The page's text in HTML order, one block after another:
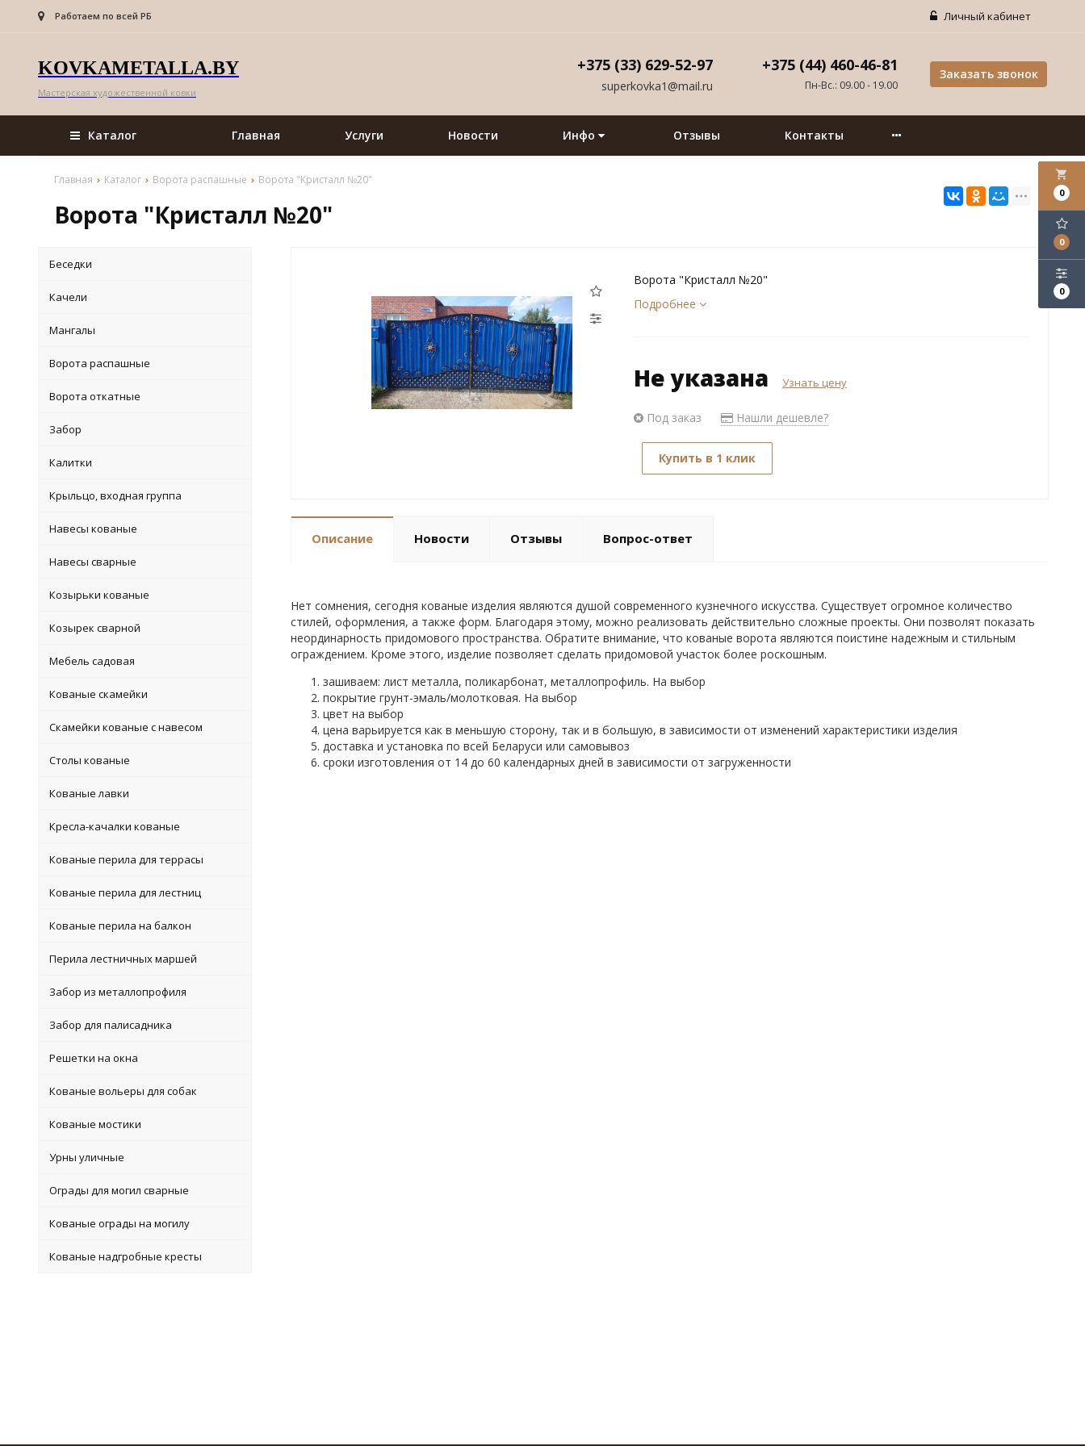
Работаем по всей РБ Личный кабинет
KOVKAMETALLA.BY
Мастерская художественной ковки
+375 (33) 629-52-97 +375 (44) 460-46-81
superkovka1@mail.ru Пн-Вс.: 09.00 - 19.00
Заказать звонок
Каталог Главная Услуги Новости Инфо Отзывы Контакты
Главная Каталог Ворота распашные Ворота "Кристалл №20"
Ворота "Кристалл №20"
local_grocery_store
0
0
0
Беседки
Качели
Мангалы
Ворота распашные
Ворота откатные
Забор
Калитки
Крыльцо, входная группа
Навесы кованые
Навесы сварные
Козырьки кованые
Козырек сварной
Мебель садовая
Кованые скамейки
Скамейки кованые с навесом
Столы кованые
Кованые лавки
Кресла-качалки кованые
Кованые перила для террасы
Кованые перила для лестниц
Кованые перила на балкон
Перила лестничных маршей
Забор из металлопрофиля
Забор для палисадника
Решетки на окна
Кованые вольеры для собак
Кованые мостики
Урны уличные
Ограды для могил сварные
Кованые ограды на могилу
Кованые надгробные кресты
Ворота "Кристалл №20"
Подробнее
Не указана Узнать цену
Под заказ Нашли дешевле?
Купить в 1 клик
Описание Новости Отзывы Вопрос-ответ
Нет сомнения, сегодня кованые изделия являются душой современного кузнечного искусства. Существует огромное количество
стилей, оформления, а также форм. Благодаря этому, можно реализовать действительно сложные проекты. Они позволят показать
неординарность придомового пространства. Обратите внимание, что кованые ворота являются поистине надежным и стильным
ограждением. Кроме этого, изделие позволяет сделать придомовой участок более роскошным.
зашиваем: лист металла, поликарбонат, металлопрофиль. На выбор
покрытие грунт-эмаль/молотковая. На выбор
цвет на выбор
цена варьируется как в меньшую сторону, так и в большую, в зависимости от изменений характеристики изделия
доставка и установка по всей Беларуси или самовывоз
сроки изготовления от 14 до 60 календарных дней в зависимости от загруженности